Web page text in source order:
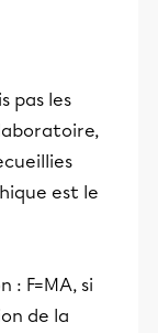
pas les
est le
: F=MA, si
de la